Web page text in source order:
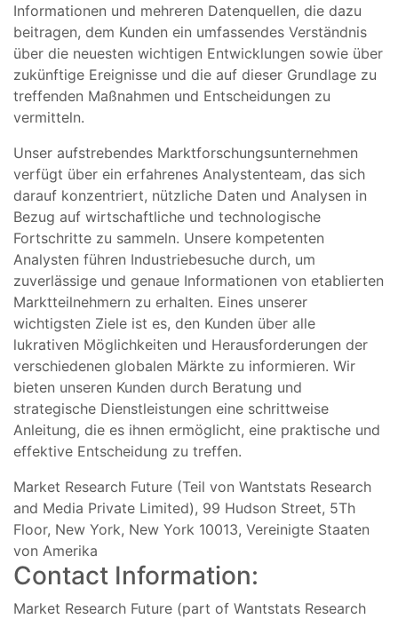
Informationen und mehreren Datenquellen, die dazu
beitragen, dem Kunden ein umfassendes Verständnis
über die neuesten wichtigen Entwicklungen sowie über
zukünftige Ereignisse und die auf dieser Grundlage zu
treffenden Maßnahmen und Entscheidungen zu
vermitteln.
Unser aufstrebendes Marktforschungsunternehmen
verfügt über ein erfahrenes Analystenteam, das sich
darauf konzentriert, nützliche Daten und Analysen in
Bezug auf wirtschaftliche und technologische
Fortschritte zu sammeln. Unsere kompetenten
Analysten führen Industriebesuche durch, um
zuverlässige und genaue Informationen von etablierten
Marktteilnehmern zu erhalten. Eines unserer
wichtigsten Ziele ist es, den Kunden über alle
lukrativen Möglichkeiten und Herausforderungen der
verschiedenen globalen Märkte zu informieren. Wir
bieten unseren Kunden durch Beratung und
strategische Dienstleistungen eine schrittweise
Anleitung, die es ihnen ermöglicht, eine praktische und
effektive Entscheidung zu treffen.
Market Research Future (Teil von Wantstats Research
and Media Private Limited), 99 Hudson Street, 5Th
Floor, New York, New York 10013, Vereinigte Staaten
von Amerika
Contact Information:
Market Research Future (part of Wantstats Research